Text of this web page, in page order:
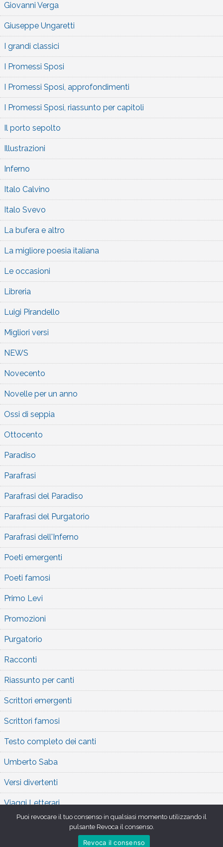
Giovanni Verga
Giuseppe Ungaretti
I grandi classici
I Promessi Sposi
I Promessi Sposi, approfondimenti
I Promessi Sposi, riassunto per capitoli
Il porto sepolto
Illustrazioni
Inferno
Italo Calvino
Italo Svevo
La bufera e altro
La migliore poesia italiana
Le occasioni
Libreria
Luigi Pirandello
Migliori versi
NEWS
Novecento
Novelle per un anno
Ossi di seppia
Ottocento
Paradiso
Parafrasi
Parafrasi del Paradiso
Parafrasi del Purgatorio
Parafrasi dell'Inferno
Poeti emergenti
Poeti famosi
Primo Levi
Promozioni
Purgatorio
Racconti
Riassunto per canti
Scrittori emergenti
Scrittori famosi
Testo completo dei canti
Umberto Saba
Versi divertenti
Viaggi Letterari
Copyright 2026 , Orlando Furioso,Theme by
Puoi revocare il tuo consenso in qualsiasi momento utilizzando il
pulsante Revoca il consenso.
Revoca il consenso